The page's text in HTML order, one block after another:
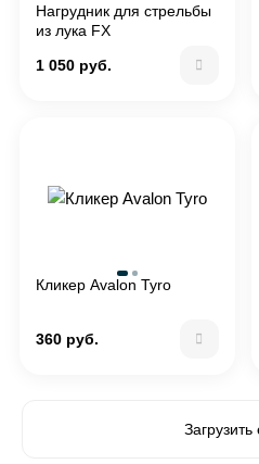
Нагрудник для стрельбы
из лука FX
1 050 руб.
Кликер Avalon Tyro
360 руб.